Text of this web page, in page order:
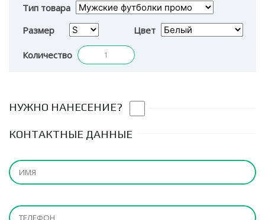
Тип товара
Размер
Цвет
Количество
НУЖНО НАНЕСЕНИЕ?
КОНТАКТНЫЕ ДАННЫЕ